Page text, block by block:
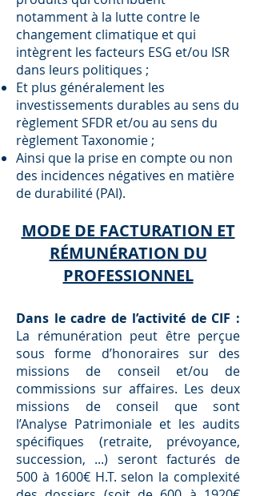
notamment à la lutte contre le
changement climatique et qui
intègrent les facteurs ESG et/ou ISR
dans leurs politiques ;
Et plus généralement les
investissements durables au sens du
règlement SFDR et/ou au sens du
règlement Taxonomie ;
​Ainsi que la prise en compte ou non
des incidences négatives en matière
de durabilité (PAI).
MODE DE FACTURATION ET
RÉMUNÉRATION DU
PROFESSIONNEL
Dans le cadre de l’activité de CIF :
La rémunération peut être perçue
sous forme d’honoraires sur des
missions de conseil et/ou de
commissions sur aﬀaires. Les deux
missions de conseil que sont
l’Analyse Patrimoniale et les audits
spéciﬁques (retraite, prévoyance,
succession, ...) seront facturés de
500 à 1600€ H.T. selon la complexité